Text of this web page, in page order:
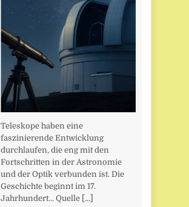
Teleskope haben eine
faszinierende Entwicklung
durchlaufen, die eng mit den
Fortschritten in der Astronomie
und der Optik verbunden ist. Die
Geschichte beginnt im 17.
Jahrhundert... Quelle [...]